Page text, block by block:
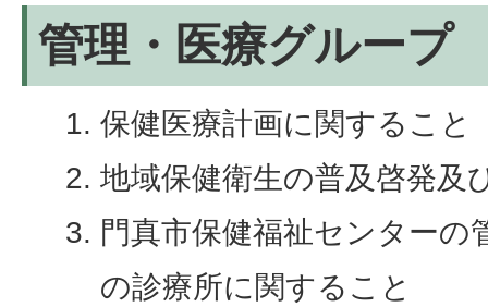
管理・医療グループ
保健医療計画に関すること
地域保健衛生の普及啓発及
門真市保健福祉センターの
の診療所に関すること